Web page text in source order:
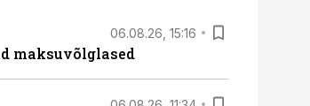
06.08.26, 15:16
maksuvõlglased